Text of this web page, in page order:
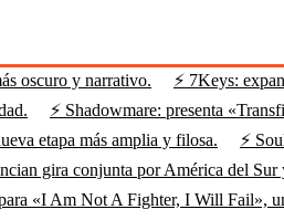
oscuro y narrativo. ⚡ 7Keys:
⚡ Shadowmare: presenta
etapa más amplia y filosa.
⚡
gira conjunta por América del
«I Am Not A Fighter, I Will Fail»,